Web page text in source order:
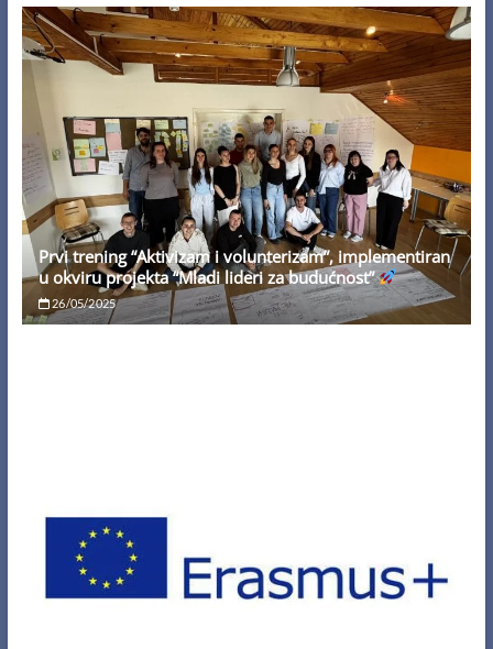
Prvi trening “Aktivizam i volunterizam”, implementiran
u okviru projekta “Mladi lideri za budućnost”
26/05/2025